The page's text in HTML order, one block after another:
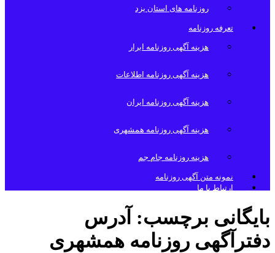
روزنامه های استان یزد
تعرفه روزنامه
هزینه آگهی روزنامه ابرار
هزینه آگهی روزنامه اطلاعات
هزینه آگهی روزنامه ایران
هزینه آگهی روزنامه همشهری
هزینه روزنامه جام جم
نمونه متن آگهی روزنامه
ارتباط با ما
بایگانی برچسب: آدرس
دفترآگهی روزنامه همشهری